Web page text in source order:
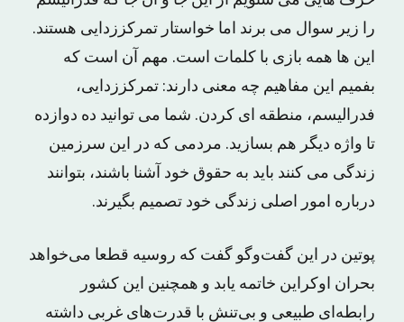
را زیر سوال می برند اما خواستار تمرکززدایی هستند.
این ها همه بازی با کلمات است. مهم آن است که
بفمیم این مفاهیم چه معنی دارند: تمرکززدایی،
فدرالیسم، منطقه ای کردن. شما می توانید ده دوازده
تا واژه دیگر هم بسازید. مردمی که در این سرزمین
زندگی می کنند باید به حقوق خود آشنا باشند، بتوانند
درباره امور اصلی زندگی خود تصمیم بگیرند.
پوتین در این گفت‌وگو گفت که روسیه قطعا می‌خواهد
بحران اوکراین خاتمه یابد و همچنین این کشور
رابطه‌ای طبیعی و بی‌تنش با قدرت‌های غربی داشته